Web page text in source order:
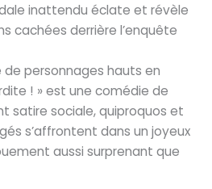
inattendu éclate et révèle
cachées derrière l’enquête
personnages hauts en
! » est une comédie de
satire sociale, quiproquos et
s’affrontent dans un joyeux
aussi surprenant que